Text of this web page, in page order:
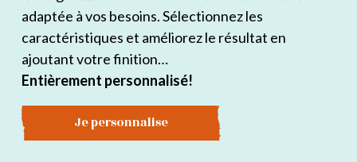
adaptée à vos besoins. Sélectionnez les
caractéristiques et améliorez le résultat en
ajoutant votre finition…
Entièrement personnalisé!
Je personnalise